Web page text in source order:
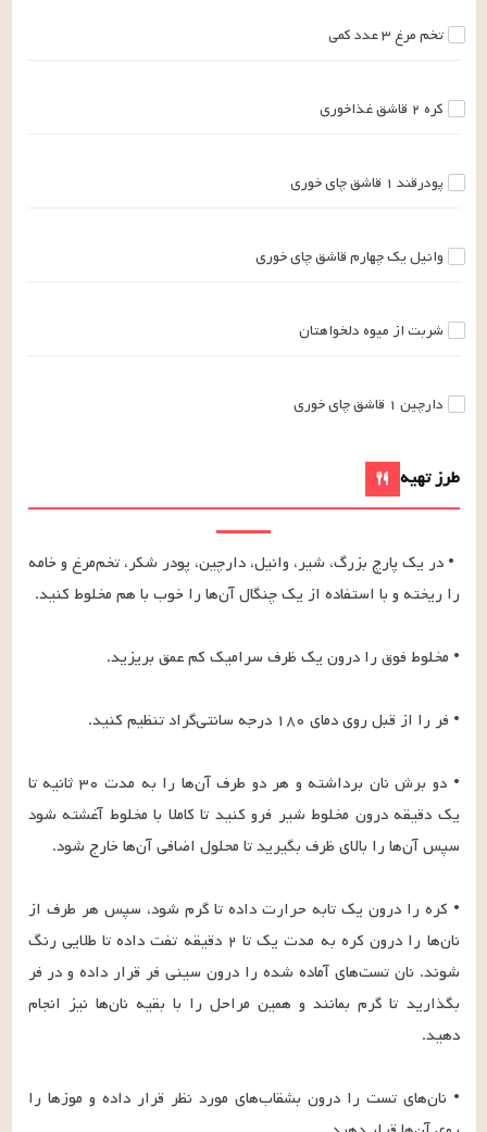
تخم مرغ ۳عددکمی
کره ۲ قاشق غذاخوری
پودرقند ۱ قاشق چای خوری
وانیلیک چهارمقاشق چای خوری
شربتاز میوه دلخواهتان
دارچین ۱ قاشق چای خوری
طرز تهیه